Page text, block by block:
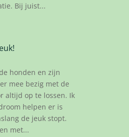
Bij juist...
honden en zijn
mee bezig met de
altijd op te lossen. Ik
helpen er is
de jeuk stopt.
met...